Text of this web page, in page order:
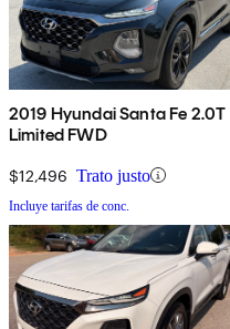
2019 Hyundai Santa Fe 2.0T
Limited FWD
$12,496 Trato justo
Incluye tarifas de conc.